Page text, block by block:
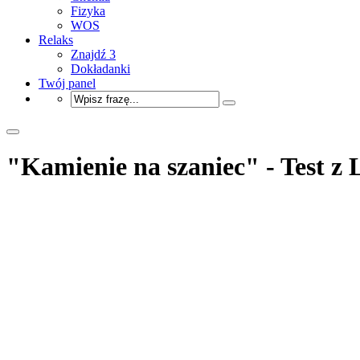
Fizyka
WOS
Relaks
Znajdź 3
Dokładanki
Twój panel
"Kamienie na szaniec" - Test z